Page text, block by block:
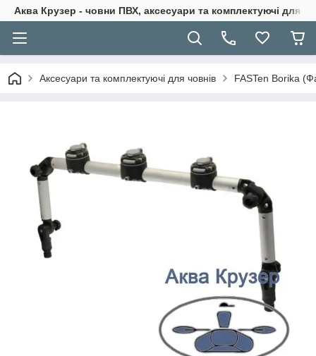
Аква Крузер - човни ПВХ, аксесуари та комплектуючі для
Аксесуари та комплектуючі для човнів FASTen Borika